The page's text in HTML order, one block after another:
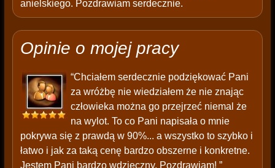
anielskiego. Pozdrawiam serdecznie.
Opinie o mojej pracy
“Chciałem serdecznie podziękować Pani
za wróżbę nie wiedziałem że nie znając
człowieka można go przejrzeć niemal że
na wylot. To co Pani napisała o mnie
pokrywa się z prawdą w 90%... a wszystko to szybko i
łatwo i jak za taką cenę bardzo obszerne i konkretne.
Jestem Pani bardzo wdzięczny. Pozdrawiam! ”